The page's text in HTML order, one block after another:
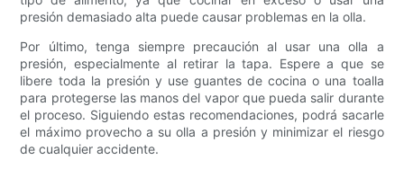
presión demasiado alta puede causar problemas en la olla.
Por último, tenga siempre precaución al usar una olla a
presión, especialmente al retirar la tapa. Espere a que se
libere toda la presión y use guantes de cocina o una toalla
para protegerse las manos del vapor que pueda salir durante
el proceso. Siguiendo estas recomendaciones, podrá sacarle
el máximo provecho a su olla a presión y minimizar el riesgo
de cualquier accidente.